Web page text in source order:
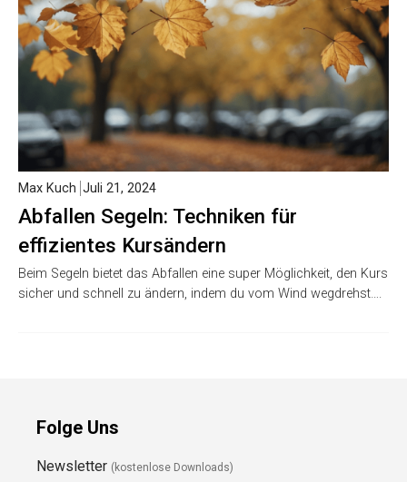
Abfallen Segeln: Techniken für
effizientes Kursändern
Max Kuch Juli 21, 2024
Beim Segeln bietet das Abfallen eine super Möglichkeit, den Kurs
sicher und schnell zu ändern, indem du vom Wind wegdrehst….
Folge Uns
Newsletter (kostenlose Downloads)